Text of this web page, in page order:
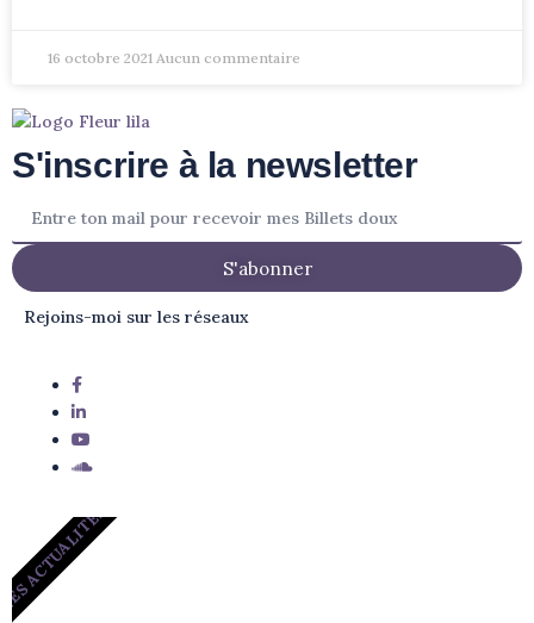
16 octobre 2021 Aucun commentaire
S'inscrire à la newsletter
S'abonner
Rejoins-moi sur les réseaux
ACTUALITÉS